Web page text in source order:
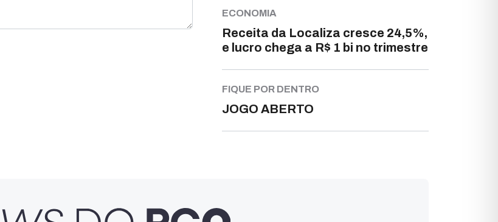
ECONOMIA
Receita da Localiza cresce 24,5%,
e lucro chega a R$ 1 bi no trimestre
FIQUE POR DENTRO
JOGO ABERTO